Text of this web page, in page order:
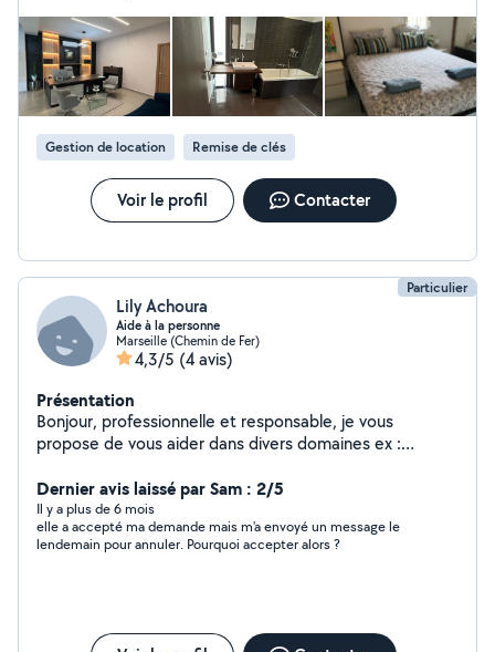
et logements. Notre équipe sérieuse, ponctuelle et
formée garantit un service de haute qualité, adapté aux
besoins de chaque client. Nous utilisons des produits
efficaces et respectueux de l'environnement pour
assurer un résultat impeccable et durable. Faites
confiance à Fée du Ménage pour un espace propre, sain
et accueillant. Basée à Marseille interventions rapides
dans toute la région. Contactez-nous pour un devis
gratuit et personnalisé !
Gestion de location Remise de clés
Voir le profil Contacter
Particulier
Lily Achoura
Aide à la personne
Marseille (Chemin de Fer)
4,3/5 (4 avis)
Présentation
Bonjour, professionnelle et responsable, je vous
propose de vous aider dans divers domaines ex :
accompagnement RDV médicaux, préparation repas et
ménage.
Dernier avis laissé par Sam : 2/5
Il y a plus de 6 mois
elle a accepté ma demande mais m'a envoyé un message le
lendemain pour annuler. Pourquoi accepter alors ?